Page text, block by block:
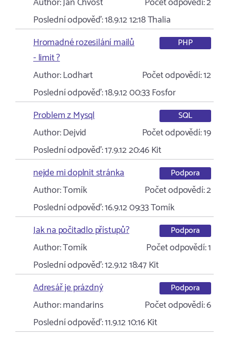
Poslední odpověď:18.9.12 12:18Thalia
Hromadné rozesilání mailů
- limit ?
PHP
Author:Lodhart Počet odpovědí:12
Poslední odpověď:18.9.12 00:33Fosfor
Problem z Mysql
SQL
Author:Dejvid Počet odpovědí:19
Poslední odpověď:17.9.12 20:46Kit
nejde mi doplnit stránka
Podpora
Author:Tomík Počet odpovědí:2
Poslední odpověď:16.9.12 09:33Tomík
Jak na počitadlo přístupů?
Podpora
Author:Tomík Počet odpovědí:1
Poslední odpověď:12.9.12 18:47Kit
Adresář je prázdný
Podpora
Author:mandarins Počet odpovědí:6
Poslední odpověď:11.9.12 10:16Kit